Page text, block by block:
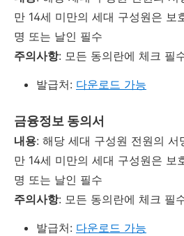
만 14세 미만의 세대 구성원은 보
명 또는 날인 필수
주의사항: 모든 동의란에 체크 필
발급처: 다운로드 가능
금융정보 동의서
내용: 해당 세대 구성원 전원의 서
만 14세 미만의 세대 구성원은 보
명 또는 날인 필수
주의사항: 모든 동의란에 체크 필
발급처: 다운로드 가능